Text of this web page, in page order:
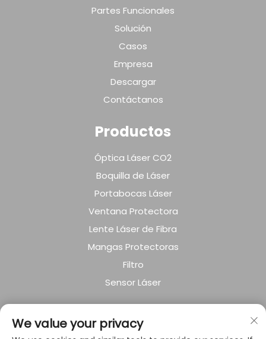
Partes Funcionales
Solución
Casos
Empresa
Descargar
Contáctanos
Productos
Óptica Láser CO2
Boquilla de Láser
Portabocas Láser
Ventana Protectora
Lente Láser de Fibra
Mangas Protectoras
Filtro
Sensor Láser
SOBRE LA EMPRESA
We value your privacy